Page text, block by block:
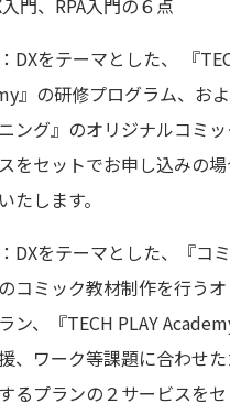
門、RPA入門の６点
：DXをテーマとした、 『
』の研修プログラム、お
ング』のオリジナルコミ
をセットでお申し込みの
たします。
：DXをテーマとした、『コ
コミック教材制作を行う
ン、『TECH PLAY
、ワーク等課題に合わせ
るプランの２サービスを